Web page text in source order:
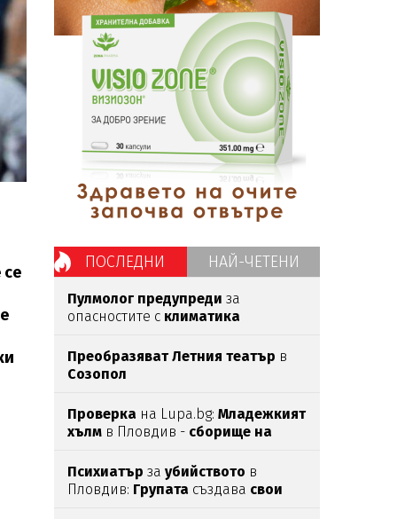
ПОСЛЕДНИ НАЙ-ЧЕТЕНИ
Пулмолог предупреди за
опасностите с климатика
Преобразяват Летния театър в
Созопол
Проверка на Lupa.bg: Младежкият
хълм в Пловдив - сборище на
Психиатър за убийството в
Пловдив: Групата създава свои